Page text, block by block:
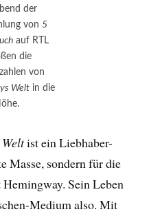
der
von 5
auf RTL
die
von
Welt in die
ist ein Liebhaber-
Masse, sondern für die
Sein Leben
Medium also. Mit